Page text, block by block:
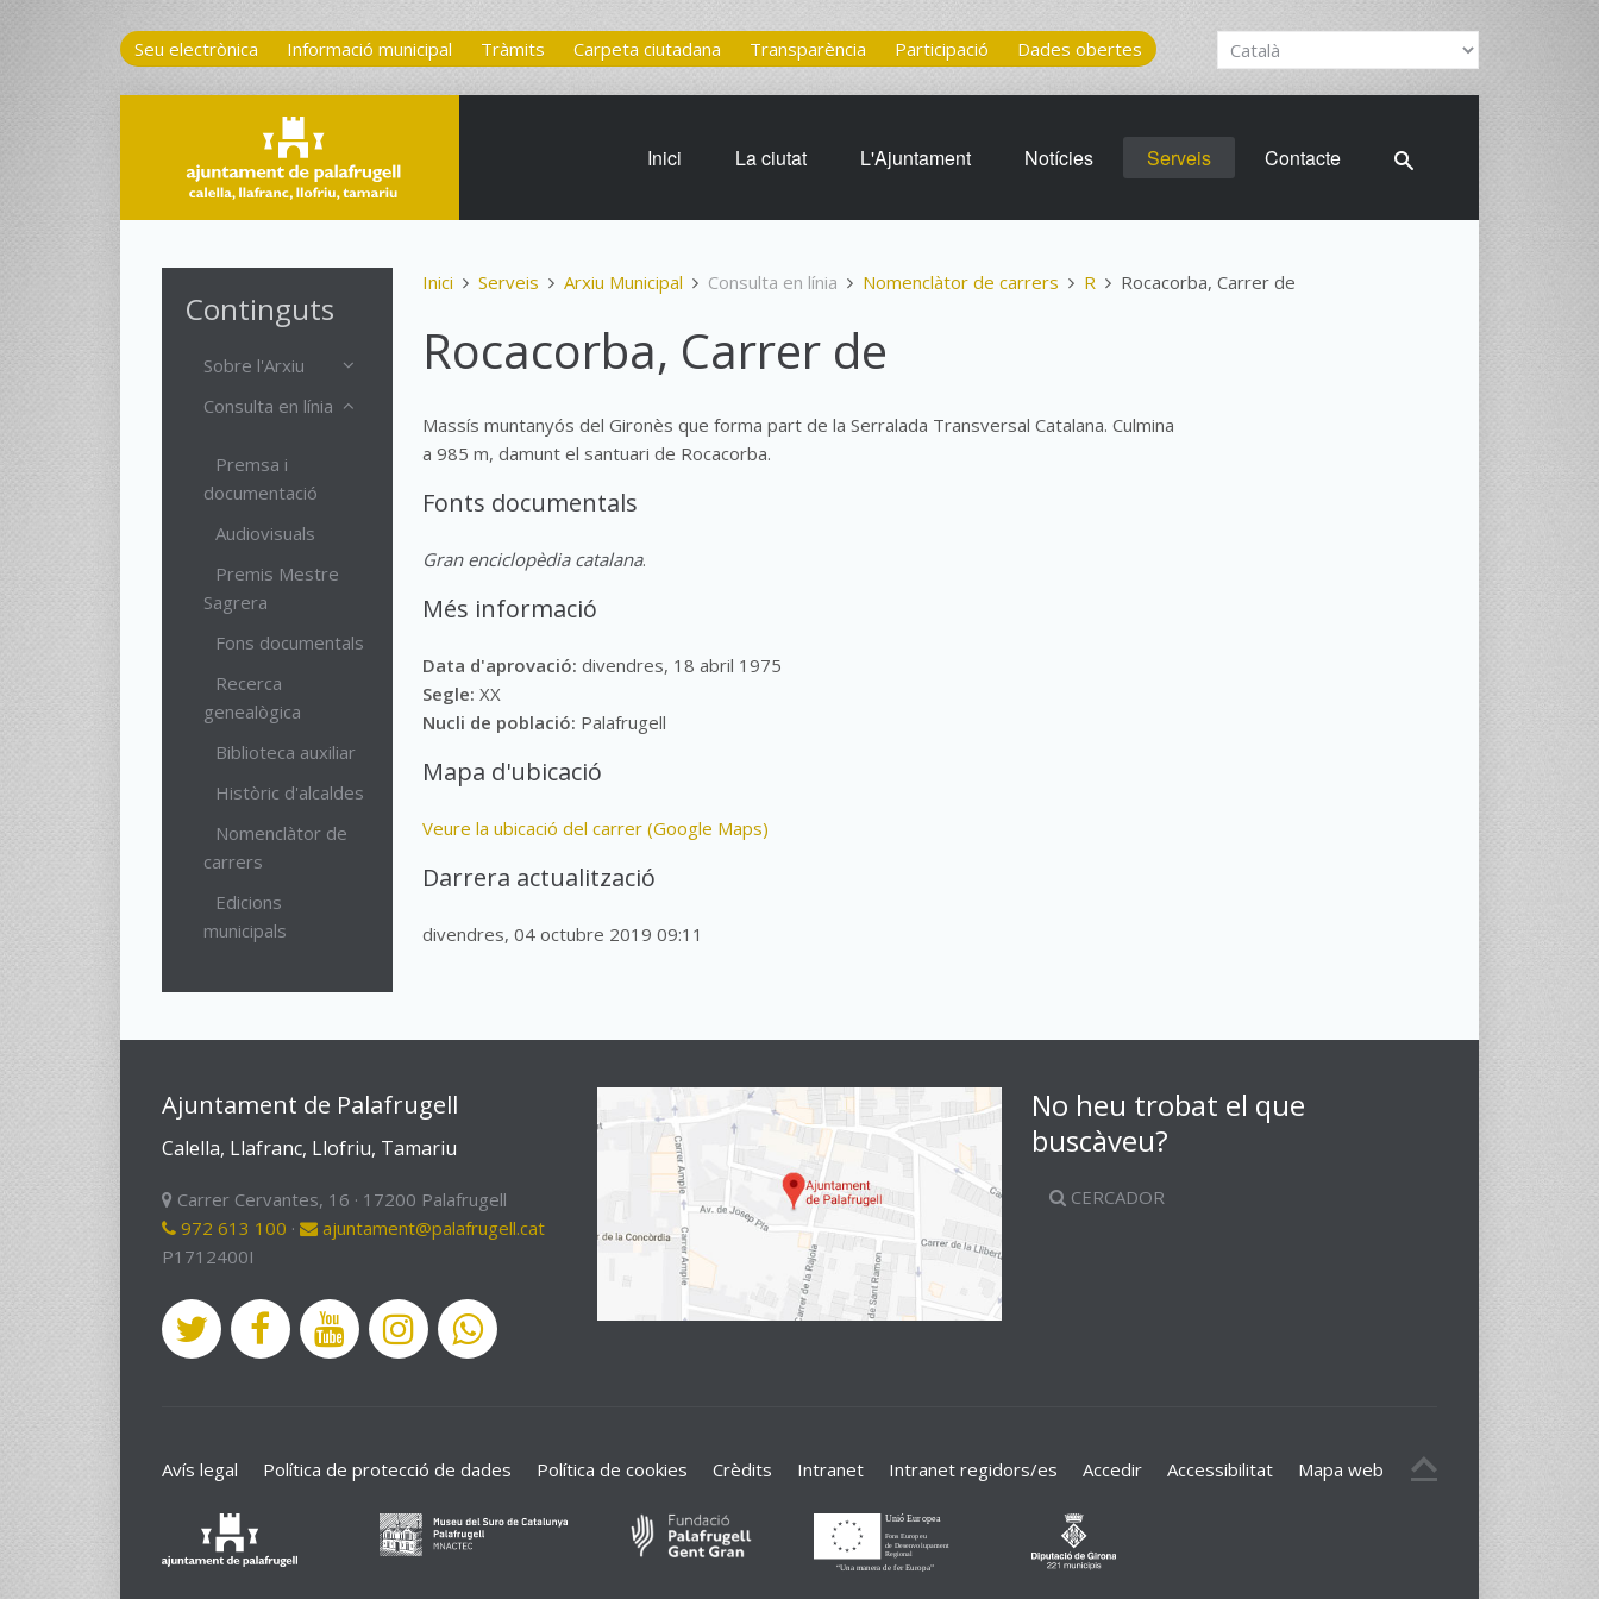
Seu electrònica Informació municipal Tràmits Carpeta ciutadana Transparència Participació Dades obertes
Inici La ciutat L'Ajuntament Notícies Serveis Contacte
Inici Serveis Arxiu Municipal Consulta en línia Nomenclàtor de carrers R Rocacorba, Carrer de
Rocacorba, Carrer de
Massís muntanyós del Gironès que forma part de la Serralada Transversal Catalana. Culmina
a 985 m, damunt el santuari de Rocacorba.
Fonts documentals
Gran enciclopèdia catalana.
Més informació
Data d'aprovació:divendres, 18 abril 1975
Segle:XX
Nucli de població: Palafrugell
Mapa d'ubicació
Veure la ubicació del carrer (Google Maps)
Darrera actualització
divendres, 04 octubre 2019 09:11
Continguts
Sobre l'Arxiu
Consulta en línia
Premsa i
documentació
Audiovisuals
Premis Mestre
Sagrera
Fons documentals
Recerca
genealògica
Biblioteca auxiliar
Històric d'alcaldes
Nomenclàtor de
carrers
Edicions
municipals
Ajuntament de Palafrugell
Calella, Llafranc, Llofriu, Tamariu
Carrer Cervantes, 16 · 17200 Palafrugell
972 613 100 ·
ajuntament@palafrugell.cat
P1712400I
No heu trobat el que
buscàveu?
CERCADOR
Avís legal Política de protecció de dades Política de cookies Crèdits Intranet Intranet regidors/es Accedir Accessibilitat Mapa web